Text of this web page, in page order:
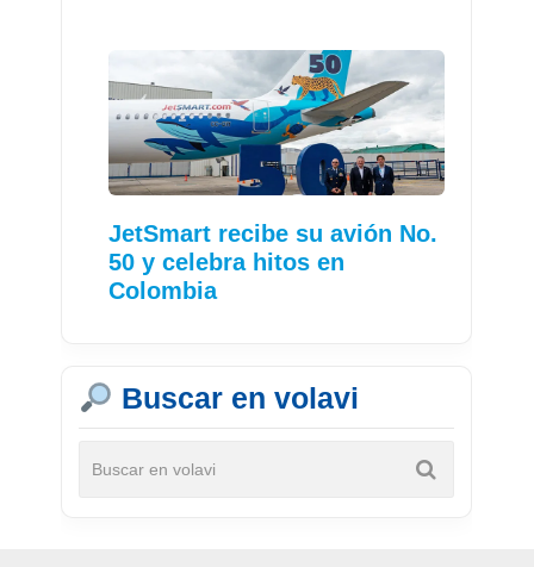
JetSmart recibe su avión No.
50 y celebra hitos en
Colombia
Buscar en volavi